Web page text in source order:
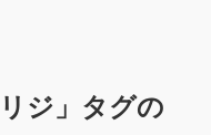
ジ 」タグの